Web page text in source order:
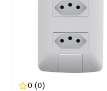
0 (0)